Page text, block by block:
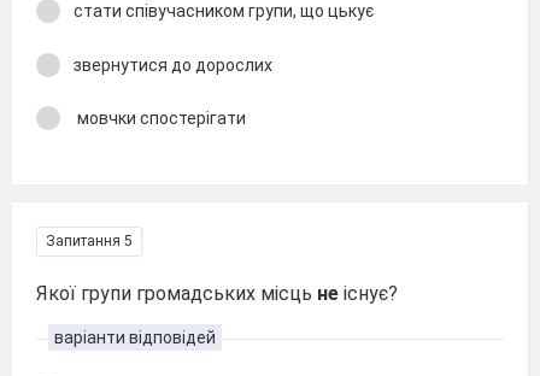
стати співучасником групи, що цькує
звернутися до дорослих
мовчки спостерігати
Запитання 5
Якої групи громадських місць не існує?
варіанти відповідей